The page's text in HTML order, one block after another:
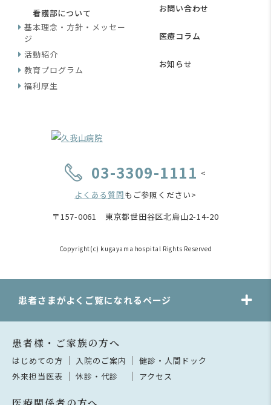
看護部について
基本理念・方針・メッセー
ジ
活動紹介
教育プログラム
福利厚生
お問い合わせ
医療コラム
お知らせ
03-3309-1111 <
よくある質問もご参照ください>
〒157-0061 東京都世田谷区北烏山2-14-20
Copyright(c) kugayama hospital Rights Reserved
患者さまがよくご覧になれるページ
患者様・ご家族の方へ
はじめての方 入院のご案内
健診・人間ドック
外来担当医表
休診・代診 アクセス